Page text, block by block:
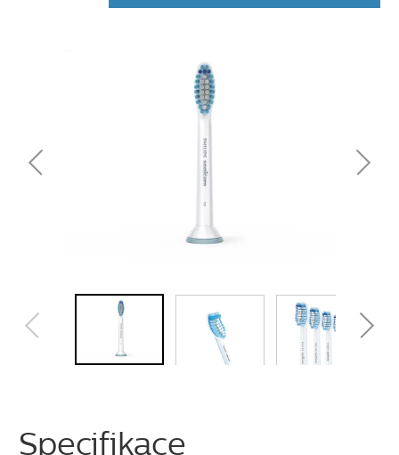
Specifikace